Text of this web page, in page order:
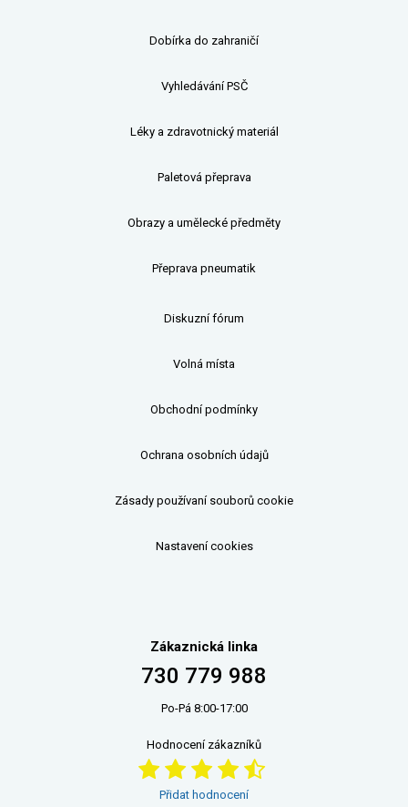
Dobírka do zahraničí
Vyhledávání PSČ
Léky a zdravotnický materiál
Paletová přeprava
Obrazy a umělecké předměty
Přeprava pneumatik
Diskuzní fórum
Volná místa
Obchodní podmínky
Ochrana osobních údajů
Zásady používaní souborů cookie
Nastavení cookies
Zákaznická linka
730 779 988
Po-Pá 8:00-17:00
Hodnocení zákazníků
Přidat hodnocení